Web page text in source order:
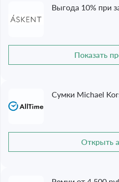
Выгода 10% при
Показать
Сумки Michael
Открыть